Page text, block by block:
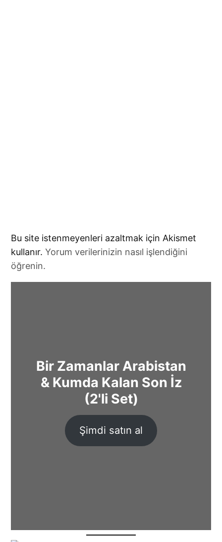
Bu site istenmeyenleri azaltmak için Akismet
kullanır.Yorum verilerinizin nasıl işlendiğini
öğrenin.
Bir Zamanlar Arabistan
& Kumda Kalan Son İz
(2'li Set)
Şimdi satın al